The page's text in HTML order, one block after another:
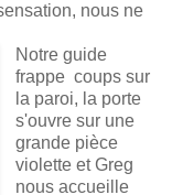
nous ne
Notre guide
frappe coups sur
la paroi, la porte
s'ouvre sur une
grande pièce
violette et Greg
nous accueille